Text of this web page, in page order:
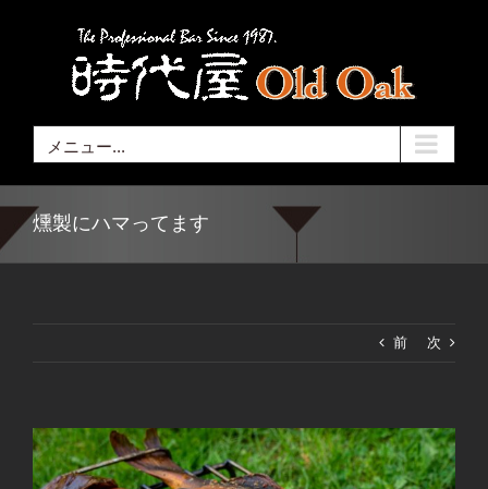
メニュー...
燻製にハマってます
前 次
View
Larger
Image